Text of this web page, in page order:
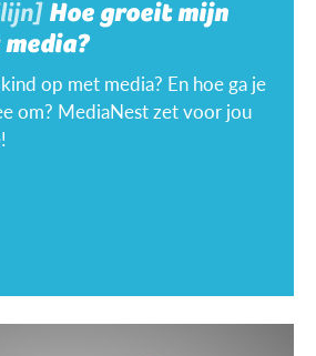
Hoe groeit mijn
op met media? En hoe ga je
om? MediaNest zet voor jou